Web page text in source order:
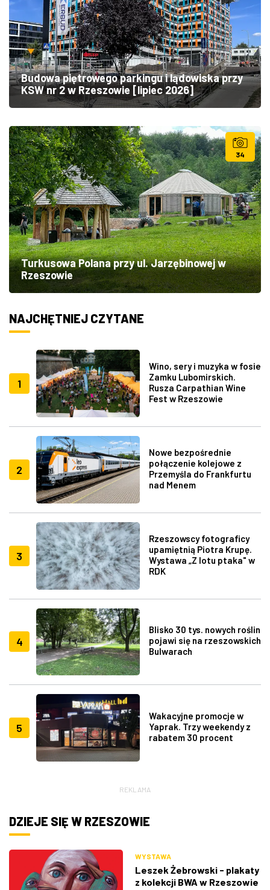
Budowa piętrowego parkingu i lądowiska przy
KSW nr 2 w Rzeszowie [lipiec 2026]
34
Turkusowa Polana przy ul. Jarzębinowej w
Rzeszowie
NAJCHĘTNIEJ CZYTANE
1
Wino, sery i muzyka w fosie
Zamku Lubomirskich.
Rusza Carpathian Wine
Fest w Rzeszowie
2
Nowe bezpośrednie
połączenie kolejowe z
Przemyśla do Frankfurtu
nad Menem
3
Rzeszowscy fotograficy
upamiętnią Piotra Krupę.
Wystawa „Z lotu ptaka" w
RDK
4
Blisko 30 tys. nowych roślin
pojawi się na rzeszowskich
Bulwarach
5
Wakacyjne promocje w
Yaprak. Trzy weekendy z
rabatem 30 procent
REKLAMA
DZIEJE SIĘ W RZESZOWIE
WYSTAWA
Leszek Żebrowski - plakaty
z kolekcji BWA w Rzeszowie